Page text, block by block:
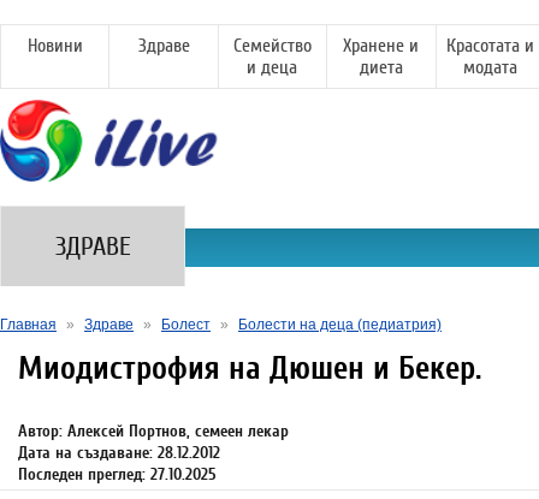
Новини Здраве
Семейство
и деца
Хранене и
диета
Красотата и
модата
ЗДРАВЕ
Главная » Здраве » Болест » Болести на деца (педиатрия)
Миодистрофия на Дюшен и Бекер.
Автор: Алексей Портнов, семеен лекар
Дата на създаване: 28.12.2012
Последен преглед: 27.10.2025